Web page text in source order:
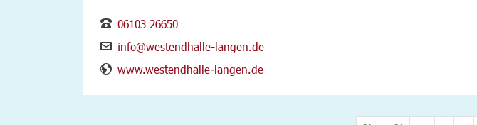
06103 26650
info@westendhalle-langen.de
www.westendhalle-langen.de